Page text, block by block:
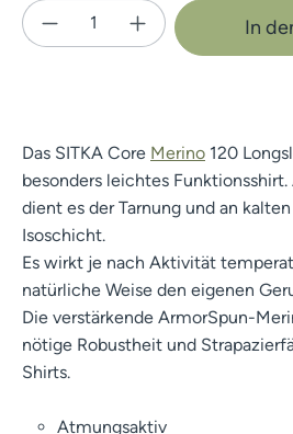
Produkt Anzahl: Gib den
In
Das SITKA Core Merino 120
besonders leichtes
dient es der Tarnung und an
Isoschicht.
Es wirkt je nach Aktivität
natürliche Weise den eigenen
Die verstärkende ArmorSpun-
nötige Robustheit und
Shirts.
Atmungsaktiv